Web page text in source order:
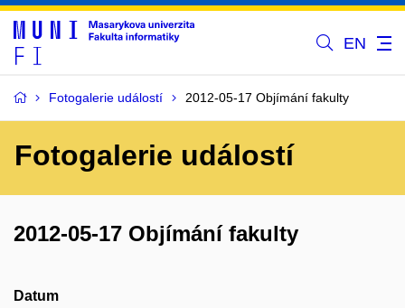
EN
Fotogalerie událostí 2012-05-17 Objímání fakulty
Fotogalerie událostí
2012-05-17 Objímání fakulty
Datum